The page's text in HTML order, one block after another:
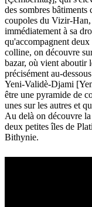
des sombres
coupoles du Vizir-
immédiatement à sa
qu'accompagnent
colline, on découvre
bazar, où vient aboutir
précisément au-
Yeni-Validè-Djami
être une pyramide de
unes sur les autres et
Au delà on découvre
deux petites îles de
Bithynie.